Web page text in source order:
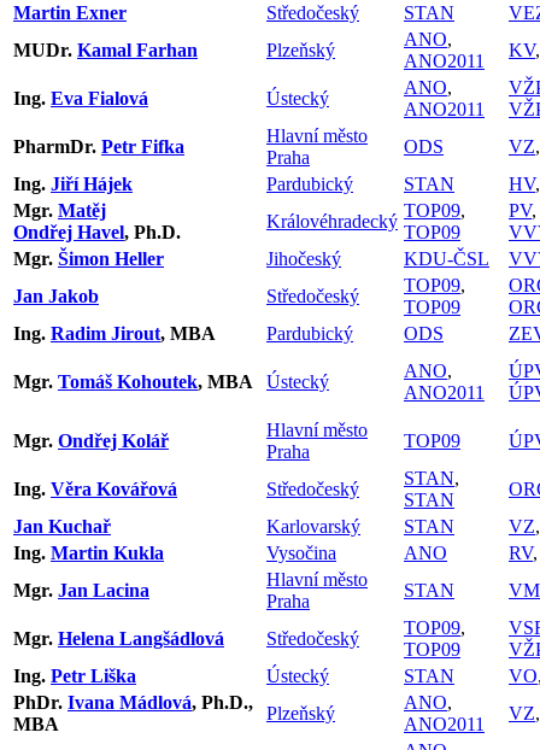
Martin Exner
Středočeský STAN
MUDr. Kamal Farhan Plzeňský
ANO,
ANO2011
KV
Ing. Eva Fialová Ústecký
ANO,
ANO2011
PharmDr. Petr Fifka
Hlavní město
Praha
ODS VZ
Ing. Jiří Hájek Pardubický STAN HV
Mgr. Matěj
Ondřej Havel, Ph.D.
Královéhradecký
TOP09,
TOP09
PV,
Mgr. Šimon Heller Jihočeský KDU-ČSL
Jan Jakob
Středočeský
TOP09,
TOP09
Ing. Radim Jirout, MBA Pardubický ODS
Mgr. Tomáš Kohoutek, MBA Ústecký
ANO,
ANO2011
Mgr. Ondřej Kolář
Hlavní město
Praha
TOP09
Ing. Věra Kovářová Středočeský
STAN,
STAN
Jan Kuchař
Karlovarský STAN VZ
Ing. Martin Kukla Vysočina ANO RV
Mgr. Jan Lacina
Hlavní město
Praha
STAN
Mgr. Helena Langšádlová Středočeský
TOP09,
TOP09
Ing. Petr Liška Ústecký STAN VO
PhDr. Ivana Mádlová, Ph.D.,
MBA
Plzeňský
ANO,
ANO2011
VZ